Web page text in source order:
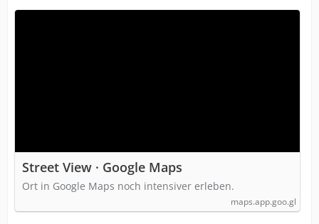
Street View · Google Maps
Ort in Google Maps noch intensiver erleben.
maps.app.goo.gl